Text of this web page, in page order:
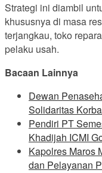
Strategi ini diambil
khususnya di masa
terjangkau, toko
pelaku usah.
Bacaan Lainnya
Dewan
Solidaritas
Pendiri PT
Khadijah ICMI
Kapolres Maros
dan Pelayanan